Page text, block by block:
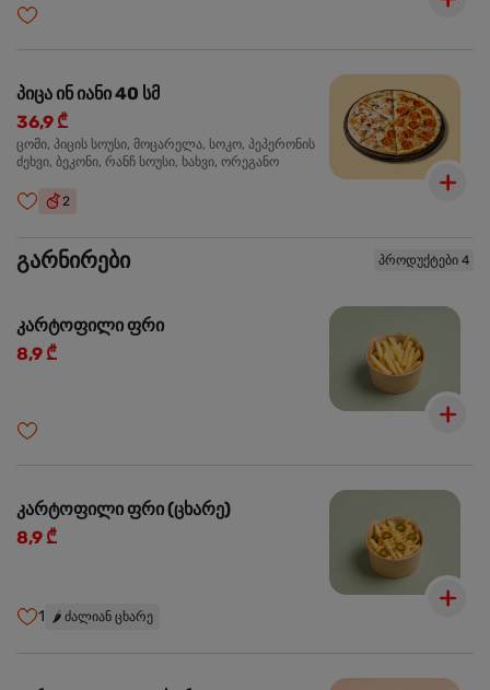
პიცა ინ იანი 40 სმ
36,9 ₾
ცომი, პიცის სოუსი, მოცარელა, სოკო, პეპერონის
ძეხვი, ბეკონი, რანჩ სოუსი, ხახვი, ორეგანო
2
გარნირები პროდუქტები 4
კარტოფილი ფრი
8,9 ₾
კარტოფილი ფრი (ცხარე)
8,9 ₾
1 🌶️ ძალიან ცხარე